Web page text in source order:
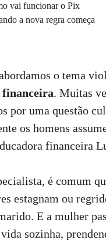
vai funcionar o Pix
a nova regra começa
o tema
. Muitas
por uma questão
os homens
financeira
é comum
estagnam ou
E a mulher
sozinha,